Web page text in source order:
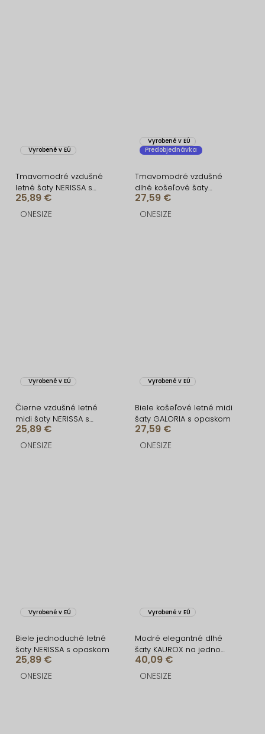
Vyrobené v EÚ
Tmavomodré vzdušné
letné šaty NERISSA s
opaskom
25,89 €
ONESIZE
Vyrobené v EÚ
Predobjednávka
Tmavomodré vzdušné
dlhé košeľové šaty
GALORIA s opaskom
27,59 €
ONESIZE
Vyrobené v EÚ
Čierne vzdušné letné
midi šaty NERISSA s
opaskom
25,89 €
ONESIZE
Vyrobené v EÚ
Biele košeľové letné midi
šaty GALORIA s opaskom
27,59 €
ONESIZE
Vyrobené v EÚ
Biele jednoduché letné
šaty NERISSA s opaskom
25,89 €
ONESIZE
Vyrobené v EÚ
Modré elegantné dlhé
šaty KAUROX na jedno
rameno
40,09 €
ONESIZE